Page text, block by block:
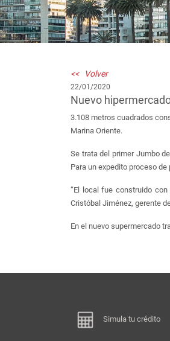
<< Volver
22/01/2020
Nuevo
3.108 metros cuadrados
Marina Oriente.
Se trata del primer Jumbo
Para un expedito proceso
“El local fue construido
Cristóbal Jiménez, gerente
En el nuevo supermercado
Simula tu crédito